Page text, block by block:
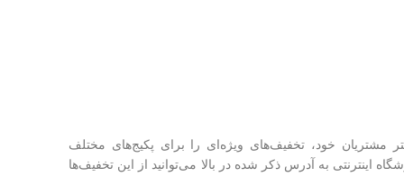
خود، تخفیف‌های ویژه‌ای را برای پکیج‌های مختلف
اینترنتی به آدرس ذکر شده در بالا می‌توانید از این تخفیف‌ها